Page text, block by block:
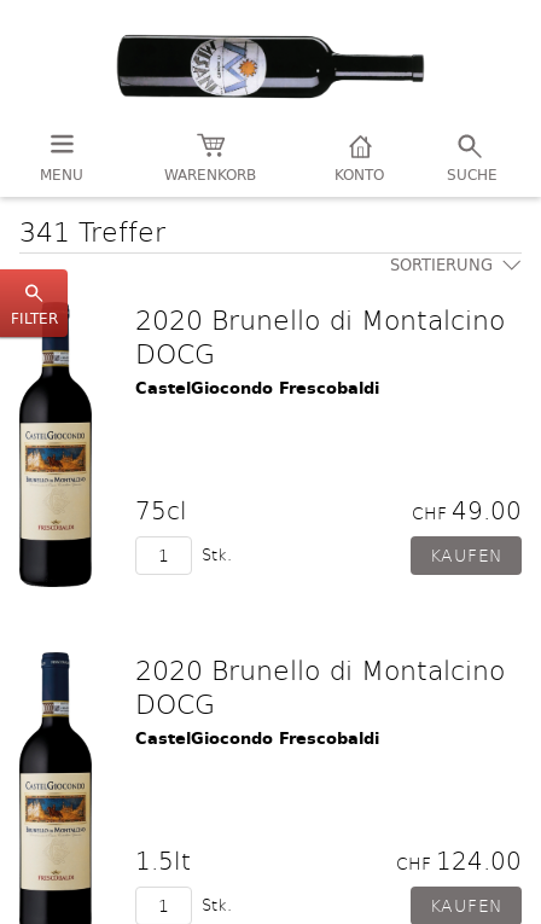
MENU WARENKORB KONTO SUCHE
FILTER
341 Treffer
SORTIERUNG
2020 Brunello di Montalcino
DOCG
CastelGiocondo Frescobaldi
75cl CHF 49.00
Stk.
2020 Brunello di Montalcino
DOCG
CastelGiocondo Frescobaldi
1.5lt CHF 124.00
Stk.